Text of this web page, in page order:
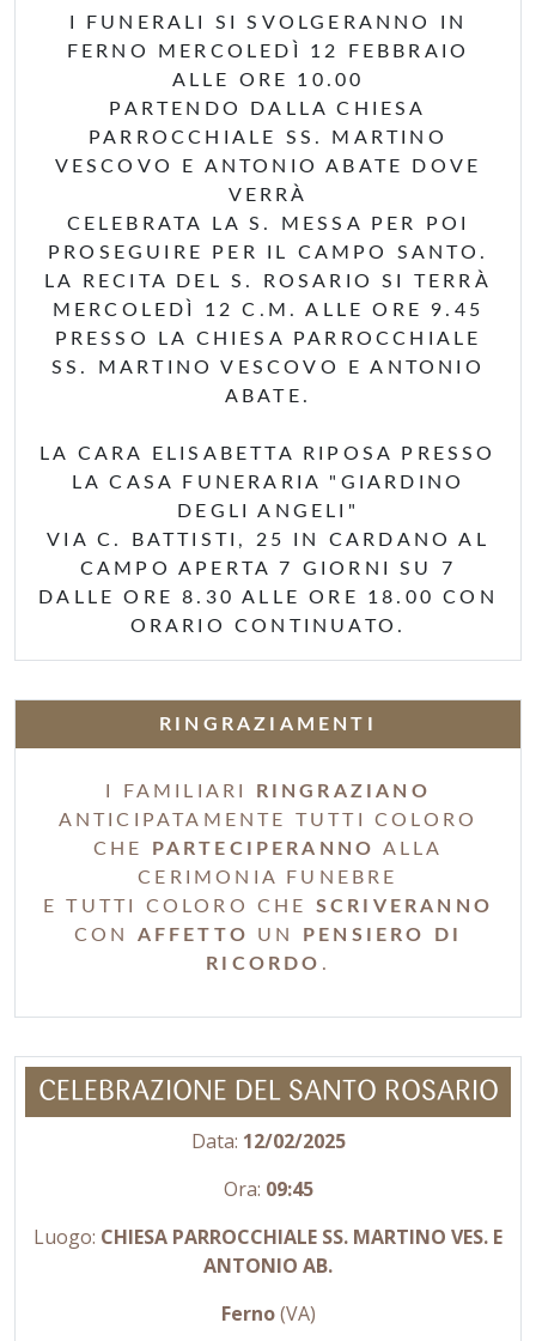
I FUNERALI SI SVOLGERANNO IN
FERNO MERCOLEDÌ 12 FEBBRAIO
ALLE ORE 10.00
PARTENDO DALLA CHIESA
PARROCCHIALE SS. MARTINO
VESCOVO E ANTONIO ABATE DOVE
VERRÀ
CELEBRATA LA S. MESSA PER POI
PROSEGUIRE PER IL CAMPO SANTO.
LA RECITA DEL S. ROSARIO SI TERRÀ
MERCOLEDÌ 12 C.M. ALLE ORE 9.45
PRESSO LA CHIESA PARROCCHIALE
SS. MARTINO VESCOVO E ANTONIO
ABATE.
LA CARA ELISABETTA RIPOSA PRESSO
LA CASA FUNERARIA "GIARDINO
DEGLI ANGELI"
VIA C. BATTISTI, 25 IN CARDANO AL
CAMPO APERTA 7 GIORNI SU 7
DALLE ORE 8.30 ALLE ORE 18.00 CON
ORARIO CONTINUATO.
RINGRAZIAMENTI
I FAMILIARI
RINGRAZIANO
ANTICIPATAMENTE TUTTI COLORO
CHE
PARTECIPERANNO
ALLA
CERIMONIA FUNEBRE
E TUTTI COLORO CHE SCRIVERANNO
CON AFFETTO UN
PENSIERO DI
RICORDO .
CELEBRAZIONE DEL SANTO ROSARIO
Data: 12/02/2025
Ora: 09:45
Luogo: CHIESA PARROCCHIALE SS. MARTINO VES. E
ANTONIO AB.
Ferno(VA)